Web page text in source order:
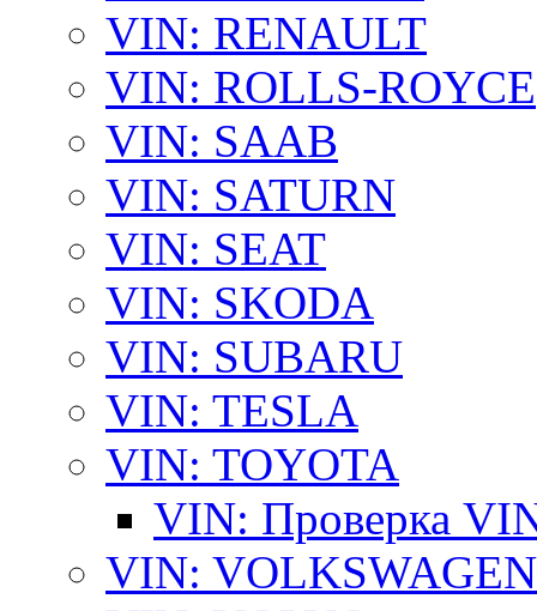
VIN: RENAULT
VIN: ROLLS-ROYCE
VIN: SAAB
VIN: SATURN
VIN: SEAT
VIN: SKODA
VIN: SUBARU
VIN: TESLA
VIN: TOYOTA
VIN: Проверка
VIN: VOLKSWAGEN